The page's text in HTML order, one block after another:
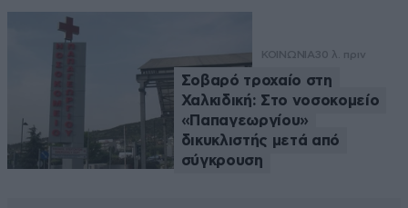
ΚΟΙΝΩΝΙΑ30 λ. πριν
Σοβαρό τροχαίο στη
Χαλκιδική: Στο νοσοκομείο
«Παπαγεωργίου»
δικυκλιστής μετά από
σύγκρουση